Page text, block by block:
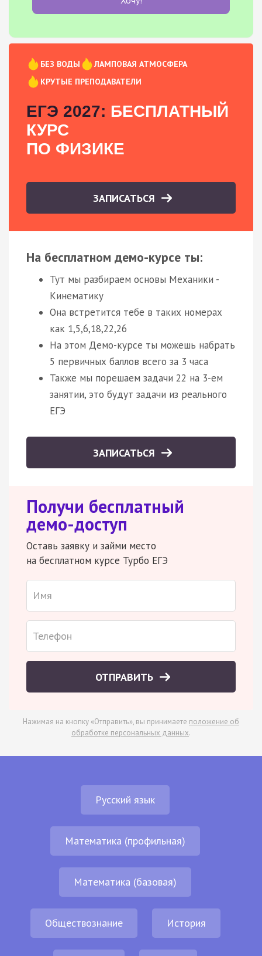
БЕЗ ВОДЫ
ЛАМПОВАЯ АТМОСФЕРА
КРУТЫЕ ПРЕПОДАВАТЕЛИ
ЕГЭ 2027: БЕСПЛАТНЫЙ
КУРС
ПО ФИЗИКЕ
ЗАПИСАТЬСЯ
На бесплатном демо-курсе ты:
Тут мы разбираем основы Механики -
Кинематику
Она встретится тебе в таких номерах
как 1,5,6,18,22,26
На этом Демо-курсе ты можешь набрать
5 первичных баллов всего за 3 часа
Также мы порешаем задачи 22 на 3-ем
занятии, это будут задачи из реального
ЕГЭ
ЗАПИСАТЬСЯ
Получи бесплатный
демо-доступ
Оставь заявку и займи место
на бесплатном курсе Турбо ЕГЭ
ОТПРАВИТЬ
Нажимая на кнопку «Отправить», вы принимаете положение об
обработке персональных данных.
Русский язык
Математика (профильная)
Математика (базовая)
Обществознание История